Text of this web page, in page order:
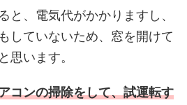
と、電気代がかかりますし、
していないため、窓を開けて
思います。
コンの掃除をして、試運転す